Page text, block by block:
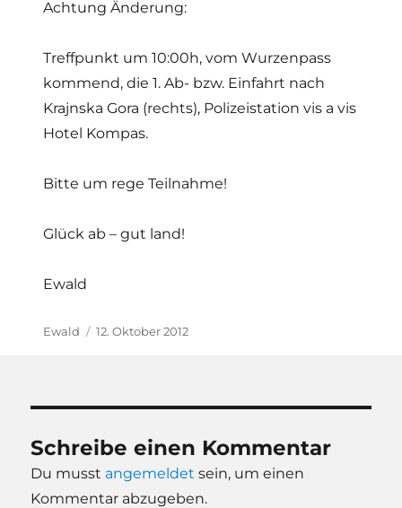
Achtung Änderung:
Treffpunkt um 10:00h, vom Wurzenpass
kommend, die 1. Ab- bzw. Einfahrt nach
Krajnska Gora (rechts), Polizeistation vis a vis
Hotel Kompas.
Bitte um rege Teilnahme!
Glück ab – gut land!
Ewald
Autor
Ewald
Veröffentlicht
12. Oktober 2012
Schreibe einen Kommentar
Du musst angemeldet sein, um einen
Kommentar abzugeben.